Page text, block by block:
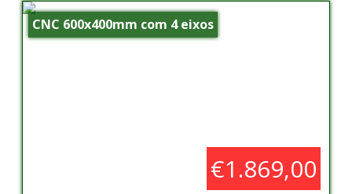
CNC 600x400mm com 4 eixos
€1.869,00